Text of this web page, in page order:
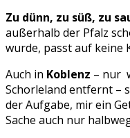
Zu dünn, zu süß, zu
außerhalb der Pfalz
wurde, passt auf keine
Auch in Koblenz – nur
Schorleland entfernt –
der Aufgabe, mir ein
Sache auch nur